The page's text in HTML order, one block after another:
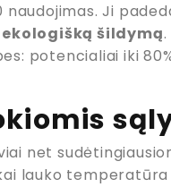
naudojimas. Ji
ekologišką šildymą
potencialiai iki
net
lauko temperatūra